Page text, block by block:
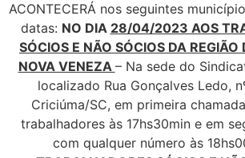
ACONTECERÁ nos seguintes
datas: NO DIA 28/04/2023 AOS
SÓCIOS E NÃO SÓCIOS DA REGIÃO
NOVA VENEZA – Na sede do
localizado Rua Gonçalves Ledo,
Criciúma/SC, em primeira
trabalhadores às 17hs30min e em
com qualquer número às